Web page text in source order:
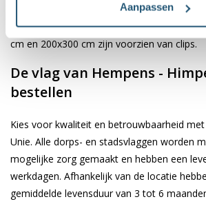
Aanpassen
vlaggen van 40x60 cm, 70x100 cm en
met een koord en lusje, terwijl de grotere
cm en 200x300 cm zijn voorzien van clips.
De vlag van Hempens -
bestellen
Kies voor kwaliteit en betrouwbaarheid met
Unie. Alle dorps- en stadsvlaggen worden
mogelijke zorg gemaakt en hebben een
werkdagen. Afhankelijk van de locatie
gemiddelde levensduur van 3 tot 6